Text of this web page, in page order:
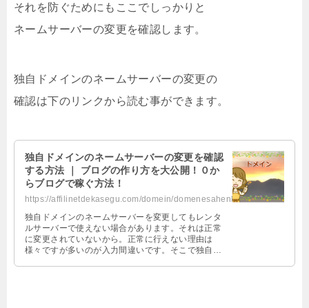
それを防ぐためにもここでしっかりと
ネームサーバーの変更を確認します。
独自ドメインのネームサーバーの変更の
確認は下のリンクから読む事ができます。
独自ドメインのネームサーバーの変更を確認
する方法 ｜ ブログの作り方を大公開！０か
らブログで稼ぐ方法！
https://affilinetdekasegu.com/domein/domenesahenkaku.html
独自ドメインのネームサーバーを変更してもレンタ
ルサーバーで使えない場合があります。それは正常
に変更されていないから。正常に行えない理由は
様々ですが多いのが入力間違いです。そこで独自ド